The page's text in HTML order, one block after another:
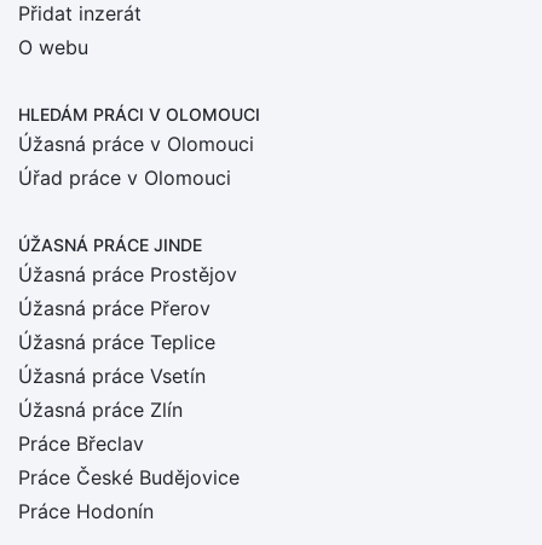
Přidat inzerát
O webu
HLEDÁM PRÁCI V OLOMOUCI
Úžasná práce v Olomouci
Úřad práce v Olomouci
ÚŽASNÁ PRÁCE JINDE
Úžasná práce Prostějov
Úžasná práce Přerov
Úžasná práce Teplice
Úžasná práce Vsetín
Úžasná práce Zlín
Práce Břeclav
Práce České Budějovice
Práce Hodonín